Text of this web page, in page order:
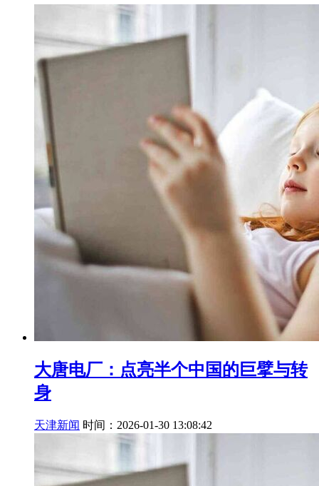
大唐电厂：点亮半个中国的巨擘与转
身
天津新闻 时间：2026-01-30 13:08:42